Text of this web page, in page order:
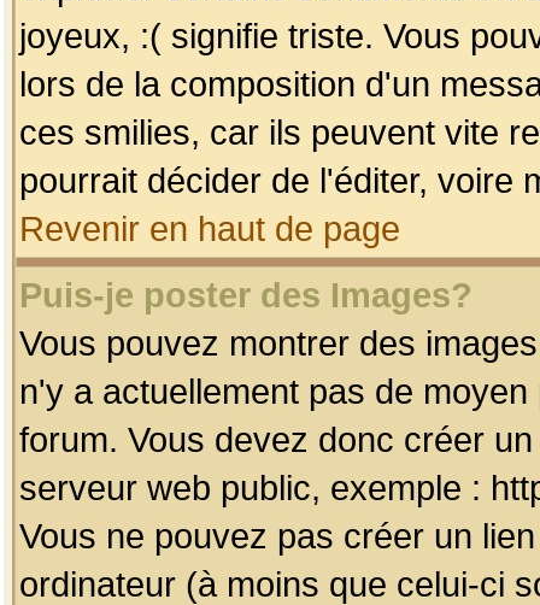
joyeux, :( signifie triste. Vous
lors de la composition d'un
ces smilies, car ils peuvent vite
pourrait décider de l'éditer, voire
Revenir en haut de page
Puis-je poster des Images?
Vous pouvez montrer des
n'y a actuellement pas de
forum. Vous devez donc créer
serveur web public, exemple :
Vous ne pouvez pas créer un
ordinateur (à moins que celui-ci